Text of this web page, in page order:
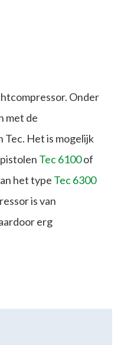
Onder
met de
Tec. Het is mogelijk
Tec 6100of
het type Tec 6300
is van
erg